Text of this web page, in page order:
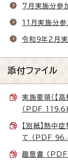
7月実施分参
11月実施分参
令和9年2月実
添付ファイル
実施要領（【
（PDF
【別紙】熱中
て （PDF
趣意書 （